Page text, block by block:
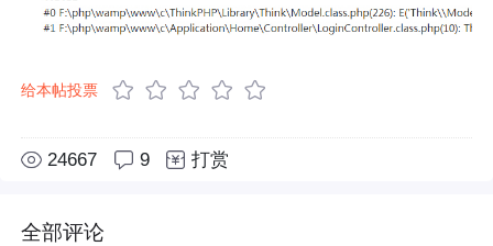
给本帖投票
24667 9 打赏
全部评论